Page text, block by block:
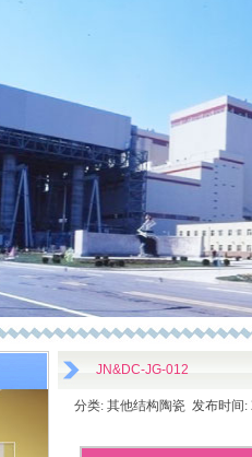
JN&DC-JG-012
分类: 其他结构陶瓷 发布时间: